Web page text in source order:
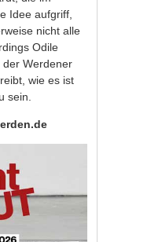
Idee aufgriff,
nicht alle
Odile
der Werdener
wie es ist
sein.